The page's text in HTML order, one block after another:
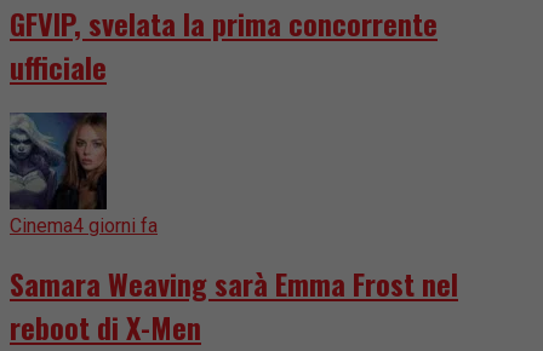
GFVIP, svelata la prima concorrente
ufficiale
Cinema4 giorni fa
Samara Weaving sarà Emma Frost nel
reboot di X-Men